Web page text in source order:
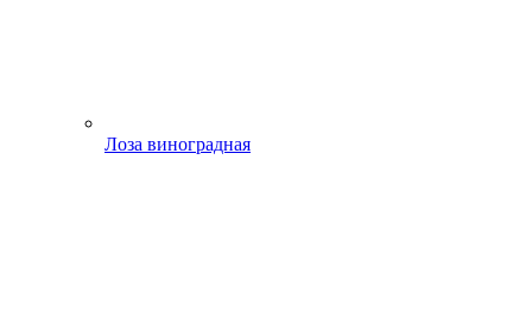
Лоза виноградная